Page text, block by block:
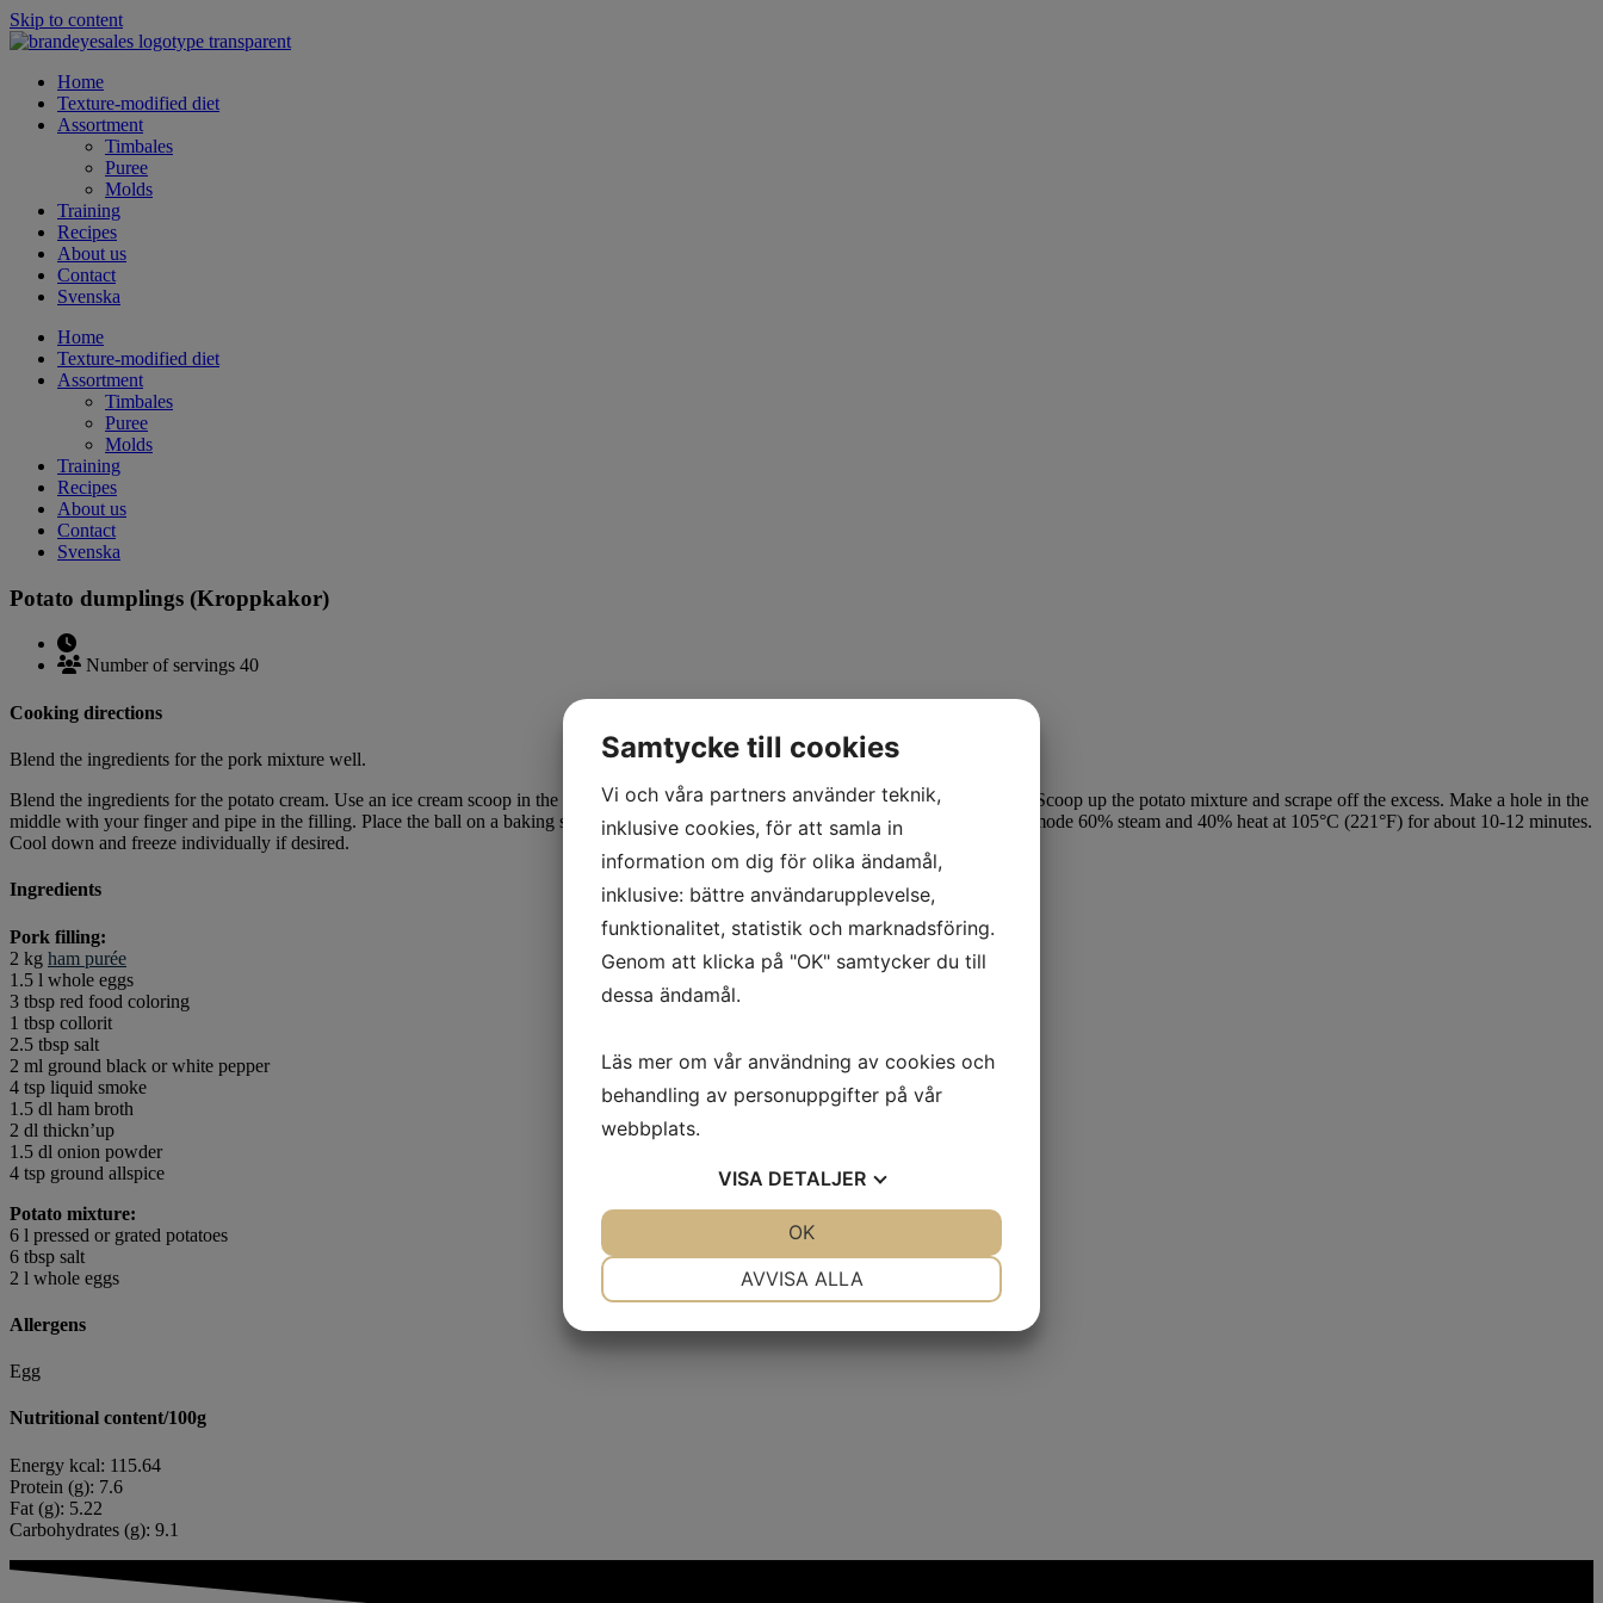
Skip to content
Home
Texture-modified diet
Assortment
Timbales
Puree
Molds
Training
Recipes
About us
Contact
Svenska
Home
Texture-modified diet
Assortment
Timbales
Puree
Molds
Training
Recipes
About us
Contact
Svenska
Potato dumplings (Kroppkakor)
Number of servings 40
Cooking directions
Blend the ingredients for the pork mixture well.
Blend the ingredients for the potato cream. Use an ice cream scoop in the desired size, smaller if you want to make delicacy kroppkakor. Scoop up the potato mixture and scrape off the excess. Make a hole in the
middle with your finger and pipe in the filling. Place the ball on a baking sheet and continue until the mixture is finished. Bake in combi mode 60% steam and 40% heat at 105°C (221°F) for about 10-12 minutes.
Cool down and freeze individually if desired.
Ingredients
Pork filling:
2 kg ham purée
1.5 l whole eggs
3 tbsp red food coloring
1 tbsp collorit
2.5 tbsp salt
2 ml ground black or white pepper
4 tsp liquid smoke
1.5 dl ham broth
2 dl thickn’up
1.5 dl onion powder
4 tsp ground allspice
Potato mixture:
6 l pressed or grated potatoes
6 tbsp salt
2 l whole eggs
Allergens
Egg
Nutritional content/100g
Energy kcal: 115.64
Protein (g): 7.6
Fat (g): 5.22
Carbohydrates (g): 9.1
Samtycke till cookies
Vi och våra partners använder teknik,
inklusive cookies, för att samla in
information om dig för olika ändamål,
inklusive: bättre användarupplevelse,
funktionalitet, statistik och marknadsföring.
Genom att klicka på "OK" samtycker du till
dessa ändamål.
Läs mer om vår användning av cookies och
behandling av personuppgifter på vår
webbplats.
VISA DETALJER
AVVISA ALLA
OK